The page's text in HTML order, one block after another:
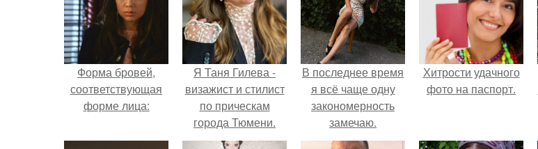
Форма бровей,
соответствующая
форме лица:
Я Таня Гилева -
визажист и стилист
по прическам
города Тюмени.
В последнее время
я всё чаще одну
закономерность
замечаю.
Хитрости удачного
фото на паспорт.